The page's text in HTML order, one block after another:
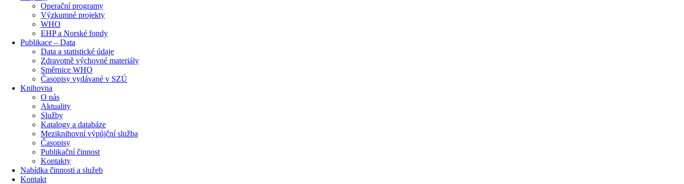
Operační programy
Výzkumné projekty
WHO
EHP a Norské fondy
Publikace – Data
Data a statistické údaje
Zdravotně výchovné materiály
Směrnice WHO
Časopisy vydávané v SZÚ
Knihovna
O nás
Aktuality
Služby
Katalogy a databáze
Meziknihovní výpůjční služba
Časopisy
Publikační činnost
Kontakty
Nabídka činnosti a služeb
Kontakt